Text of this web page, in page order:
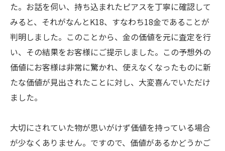
た。お話を伺い、持ち込まれたピアスを丁寧に確認して
みると、それがなんとK18、すなわち18金であることが
判明しました。このことから、金の価値を元に査定を行
い、その結果をお客様にご提示しました。この予想外の
価値にお客様は非常に驚かれ、使えなくなったものに新
たな価値が見出されたことに対し、大変喜んでいただけ
ました。
大切にされていた物が思いがけず価値を持っている場合
が少なくありません。ですので、価値があるかどうかご